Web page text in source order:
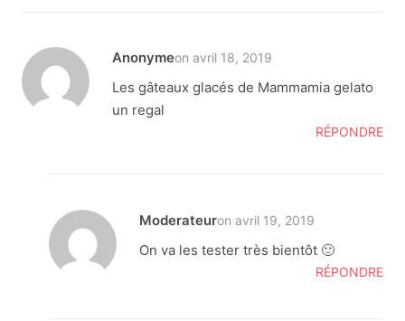
Anonymeon avril 18, 2019
Les gâteaux glacés de Mammamia gelato
un regal
RÉPONDRE
Moderateuron avril 19, 2019
On va les tester très bientôt 🙂
RÉPONDRE